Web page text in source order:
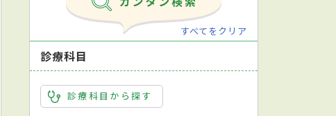
すべてをクリア
診療科目
診療科目から探す